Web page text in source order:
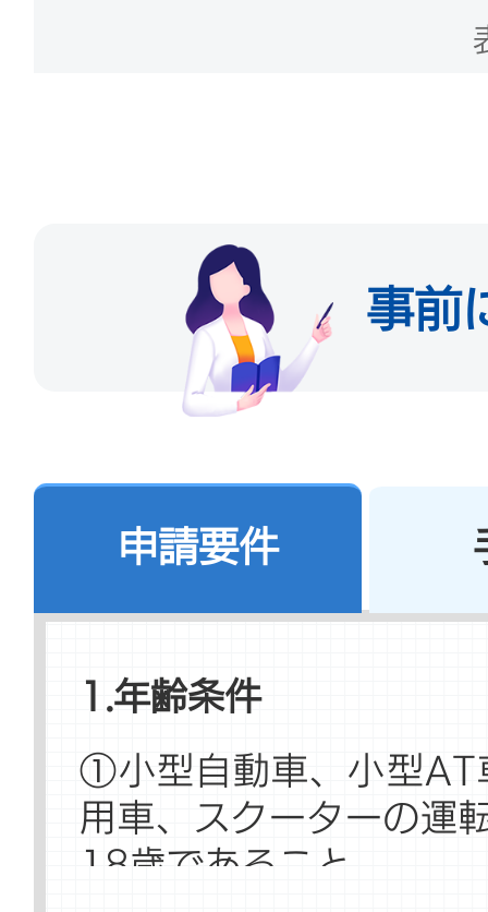
2．小型自動車、小型
小型自動車と低速貨物
試験も受ける必要があり
3．三輪自動車、三輪
試験内容： 車庫入れ、
4．ホイール式自走作業
場合
試験内容： 北京市公安
基づく
管12123」の個人アカ
事前
申請要件
1.年齢条件
①小型自動車、小型AT
用車、スクーターの運
18歳であること。